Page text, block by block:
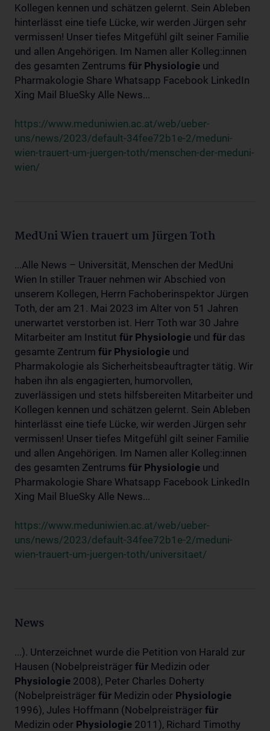
Kollegen kennen und schätzen gelernt. Sein Ableben
hinterlässt eine tiefe Lücke, wir werden Jürgen sehr
vermissen! Unser tiefes Mitgefühl gilt seiner Familie
und allen Angehörigen. Im Namen aller Kolleg:innen
des gesamten Zentrums für Physiologie und
Pharmakologie Share Whatsapp Facebook LinkedIn
Xing Mail BlueSky Alle News...
https://www.meduniwien.ac.at/web/ueber-
uns/news/2023/default-34fee72b1e-2/meduni-
wien-trauert-um-juergen-toth/menschen-der-meduni-
wien/
MedUni Wien trauert um Jürgen Toth
...Alle News – Universität, Menschen der MedUni
Wien In stiller Trauer nehmen wir Abschied von
unserem Kollegen, Herrn Fachoberinspektor Jürgen
Toth, der am 21. Mai 2023 im Alter von 51 Jahren
unerwartet verstorben ist. Herr Toth war 30 Jahre
Mitarbeiter am Institut für Physiologie und für das
gesamte Zentrum für Physiologie und
Pharmakologie als Sicherheitsbeauftragter tätig. Wir
haben ihn als engagierten, humorvollen,
zuverlässigen und stets hilfsbereiten Mitarbeiter und
Kollegen kennen und schätzen gelernt. Sein Ableben
hinterlässt eine tiefe Lücke, wir werden Jürgen sehr
vermissen! Unser tiefes Mitgefühl gilt seiner Familie
und allen Angehörigen. Im Namen aller Kolleg:innen
des gesamten Zentrums für Physiologie und
Pharmakologie Share Whatsapp Facebook LinkedIn
Xing Mail BlueSky Alle News...
https://www.meduniwien.ac.at/web/ueber-
uns/news/2023/default-34fee72b1e-2/meduni-
wien-trauert-um-juergen-toth/universitaet/
News
...). Unterzeichnet wurde die Petition von Harald zur
Hausen (Nobelpreisträger für Medizin oder
Physiologie 2008), Peter Charles Doherty
(Nobelpreisträger für Medizin oder Physiologie
1996), Jules Hoffmann (Nobelpreisträger für
Medizin oder Physiologie 2011), Richard Timothy